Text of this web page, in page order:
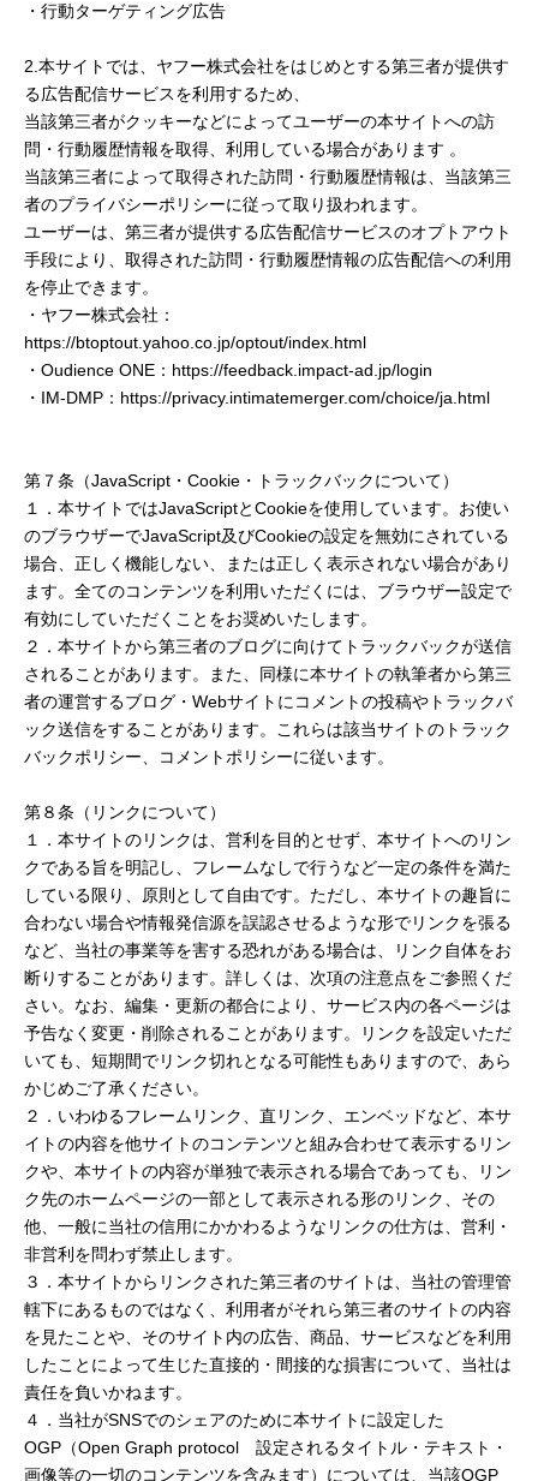
・行動ターゲティング広告
2.本サイトでは、ヤフー株式会社をはじめとする第三者が提供す
る広告配信サービスを利用するため、
当該第三者がクッキーなどによってユーザーの本サイトへの訪
問・行動履歴情報を取得、利用している場合があります 。
当該第三者によって取得された訪問・行動履歴情報は、当該第三
者のプライバシーポリシーに従って取り扱われます。
ユーザーは、第三者が提供する広告配信サービスのオプトアウト
手段により、取得された訪問・行動履歴情報の広告配信への利用
を停止できます。
・ヤフー株式会社：
https://btoptout.yahoo.co.jp/optout/index.html
・Oudience ONE：https://feedback.impact-ad.jp/login
・IM-DMP：https://privacy.intimatemerger.com/choice/ja.html
第７条（JavaScript・Cookie・トラックバックについて）
１．本サイトではJavaScriptとCookieを使用しています。お使い
のブラウザーでJavaScript及びCookieの設定を無効にされている
場合、正しく機能しない、または正しく表示されない場合があり
ます。全てのコンテンツを利用いただくには、ブラウザー設定で
有効にしていただくことをお奨めいたします。
２．本サイトから第三者のブログに向けてトラックバックが送信
されることがあります。また、同様に本サイトの執筆者から第三
者の運営するブログ・Webサイトにコメントの投稿やトラックバ
ック送信をすることがあります。これらは該当サイトのトラック
バックポリシー、コメントポリシーに従います。
第８条（リンクについて）
１．本サイトのリンクは、営利を目的とせず、本サイトへのリン
クである旨を明記し、フレームなしで行うなど一定の条件を満た
している限り、原則として自由です。ただし、本サイトの趣旨に
合わない場合や情報発信源を誤認させるような形でリンクを張る
など、当社の事業等を害する恐れがある場合は、リンク自体をお
断りすることがあります。詳しくは、次項の注意点をご参照くだ
さい。なお、編集・更新の都合により、サービス内の各ページは
予告なく変更・削除されることがあります。リンクを設定いただ
いても、短期間でリンク切れとなる可能性もありますので、あら
かじめご了承ください。
２．いわゆるフレームリンク、直リンク、エンベッドなど、本サ
イトの内容を他サイトのコンテンツと組み合わせて表示するリン
クや、本サイトの内容が単独で表示される場合であっても、リン
ク先のホームページの一部として表示される形のリンク、その
他、一般に当社の信用にかかわるようなリンクの仕方は、営利・
非営利を問わず禁止します。
３．本サイトからリンクされた第三者のサイトは、当社の管理管
轄下にあるものではなく、利用者がそれら第三者のサイトの内容
を見たことや、そのサイト内の広告、商品、サービスなどを利用
したことによって生じた直接的・間接的な損害について、当社は
責任を負いかねます。
４．当社がSNSでのシェアのために本サイトに設定した
OGP（Open Graph protocol 設定されるタイトル・テキスト・
画像等の一切のコンテンツを含みます）については、当該OGP